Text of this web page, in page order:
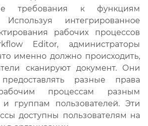
требования к функциям
Используя интегрированное
рабочих процессов
Editor, администраторы
именно должно происходить,
сканируют документ. Они
разные права
процессам разным
и группам пользователей. Эти
доступны пользователям на